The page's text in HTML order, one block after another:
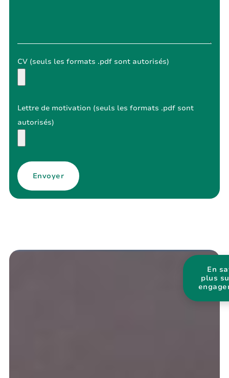
CV (seuls les formats .pdf sont autorisés)
Lettre de motivation (seuls les formats .pdf sont
autorisés)
Envoyer
En
plus